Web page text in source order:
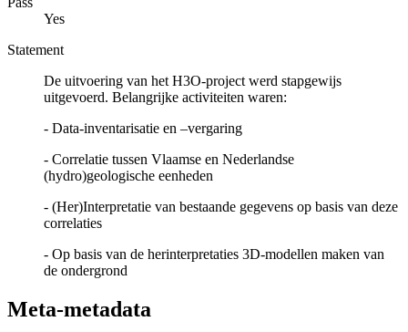
Yes
Statement
De uitvoering van het H3O-project werd stapgewijs
uitgevoerd. Belangrijke activiteiten waren:
- Data-inventarisatie en –vergaring
- Correlatie tussen Vlaamse en Nederlandse
(hydro)geologische eenheden
- (Her)Interpretatie van bestaande gegevens op basis van deze
correlaties
- Op basis van de herinterpretaties 3D-modellen maken van
de ondergrond
Meta-metadata